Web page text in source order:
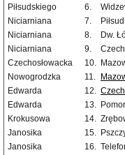
Piłsudskiego
6.
Niciarniana
7.
Niciarniana
8.
Dw.
Niciarniana
9.
Czechosłowacka
10.
Nowogrodzka
11.
Edwarda
12.
Edwarda
13.
Krokusowa
14.
Janosika
15.
Janosika
16.